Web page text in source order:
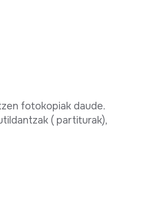
fotokopiak daude.
( partiturak),